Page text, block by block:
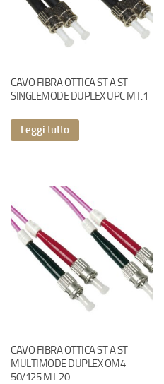
CAVO FIBRA OTTICA ST A ST
SINGLEMODE DUPLEX UPC MT.1
Leggi tutto
CAVO FIBRA OTTICA ST A ST
MULTIMODE DUPLEX OM4
50/125 MT.20